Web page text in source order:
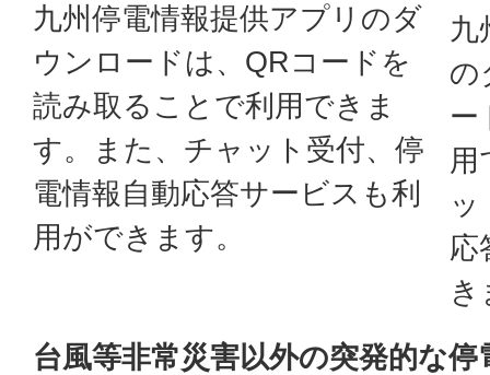
九
の
ー
用
ッ
応
き
九州停電情報提供アプリのダ
ウンロードは、QRコードを
読み取ることで利用できま
す。また、チャット受付、停
電情報自動応答サービスも利
用ができます。
台風等非常災害以外の突発的な